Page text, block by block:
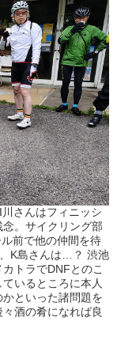
さんはフィニッシ
。サイクリング部
前で他の仲間を待
K島さんは…？ 渋池
トラでDNFとのこ
いるところに本人
といった諸問題を
酒の肴になれば良